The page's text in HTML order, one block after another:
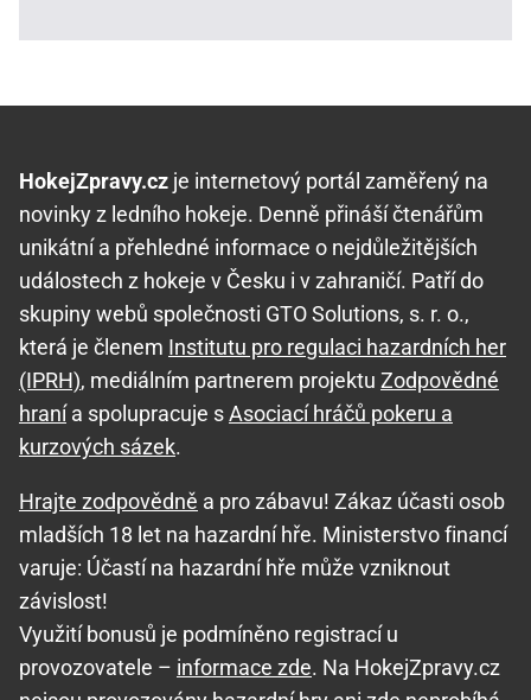
HokejZpravy.cz je internetový portál zaměřený na
novinky z ledního hokeje. Denně přináší čtenářům
unikátní a přehledné informace o nejdůležitějších
událostech z hokeje v Česku i v zahraničí. Patří do
skupiny webů společnosti GTO Solutions, s. r. o.,
která je členem Institutu pro regulaci hazardních her
(IPRH), mediálním partnerem projektu Zodpovědné
hranía spolupracuje sAsociací hráčů pokeru a
kurzových sázek.
Hrajte zodpovědně a pro zábavu! Zákaz účasti osob
mladších 18 let na hazardní hře. Ministerstvo financí
varuje: Účastí na hazardní hře může vzniknout
závislost!
Využití bonusů je podmíněno registrací u
provozovatele – informace zde. Na HokejZpravy.cz